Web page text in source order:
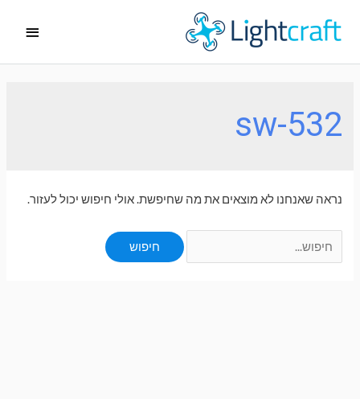
לתוכן
ראשי
sw-532
נראה שאנחנו לא מוצאים את מה שחיפשת. אולי חיפוש יכול לעזור.
for: